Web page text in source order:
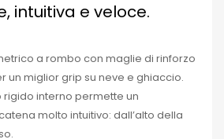
intuitiva e veloce.
a rombo con maglie di rinforzo
un miglior grip su neve e ghiaccio.
rigido interno permette un
molto intuitivo: dall’alto della